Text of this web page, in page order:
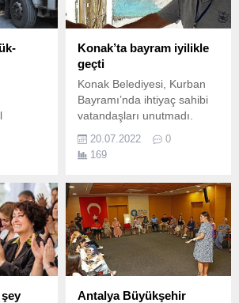
Konak’ta bayram iyilikle
geçti
Konak Belediyesi, Kurban
Bayramı’nda ihtiyaç sahibi
vatandaşları unutmadı.
20.07.2022
0
169
Antalya Büyükşehir